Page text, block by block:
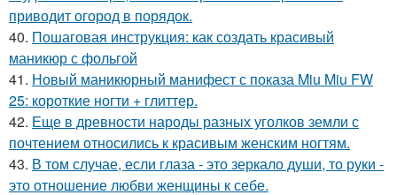
приводит огород в порядок.
40. Пошаговая инструкция: как создать красивый
маникюр с фольгой
41. Новый маникюрный манифест с показа Miu Miu FW
25: короткие ногти + глиттер.
42. Еще в древности народы разных уголков земли с
почтением относились к красивым женским ногтям.
43. В том случае, если глаза - это зеркало души, то руки -
это отношение любви женщины к себе.